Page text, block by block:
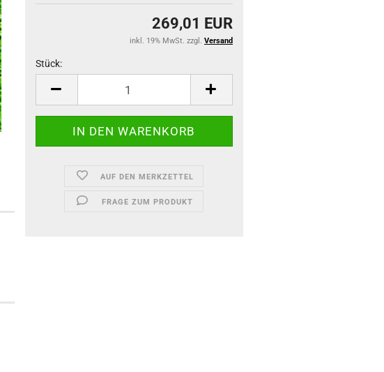
269,01 EUR
inkl. 19% MwSt. zzgl. Versand
Stück:
Stück
AUF DEN MERKZETTEL
FRAGE ZUM PRODUKT